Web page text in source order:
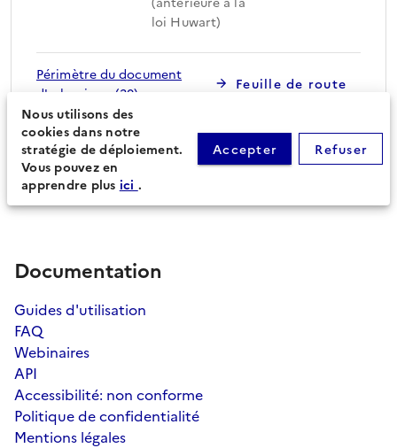
loi Huwart)
Périmètre du document
d'urbanisme (20)
Feuille de route
Procédures secondaires
Documentation
Guides d'utilisation
FAQ
Webinaires
API
Accessibilité: non conforme
Politique de confidentialité
Mentions légales
Nous utilisons des
cookies dans notre
stratégie de déploiement.
Vous pouvez en
apprendre plus ici .
Accepter Refuser